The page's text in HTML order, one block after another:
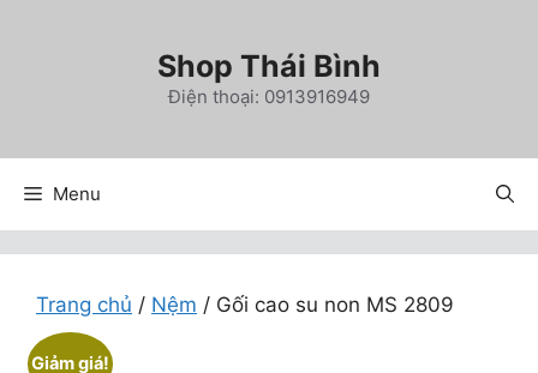
Shop Thái Bình
Điện thoại: 0913916949
Menu
Trang chủ / Nệm / Gối cao su non MS 2809
Giảm giá!